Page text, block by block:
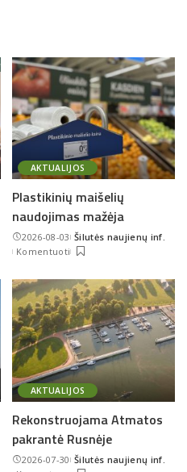
AKTUALIJOS
Plastikinių maišelių
naudojimas mažėja
2026-08-03Posted
by
Šilutės naujienų inf.
Komentuoti
AKTUALIJOS
Rekonstruojama Atmatos
pakrantė Rusnėje
2026-07-30Posted
Šilutės naujienų inf.